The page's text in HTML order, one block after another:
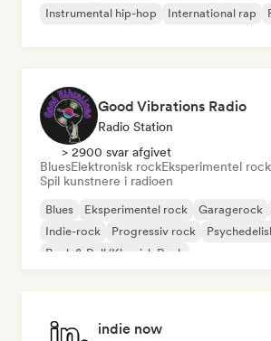
Instrumental hip-hop
International rap
Good Vibrations Radio
Radio Station
> 2900 svar afgivet
BluesElektronisk rockEksperimentel rock
Spil kunstnere i radioen
Blues Eksperimentel rock Garagerock
Indie-rock
Progressiv rock
Rock & Roll/Klassisk Rock
indie now